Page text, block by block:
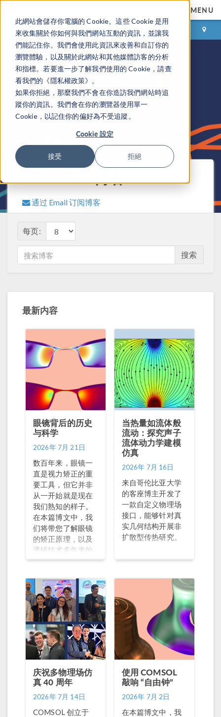
此網站會儲存你電腦的 Cookie。這些 Cookie 是用
來收集關於你如何與我們網站互動的資訊，並讓我
們能記住你。我們會使用此資訊來改善和自訂你的
瀏覽體驗，以及關於此網站和其他媒體訪客的分析
和指標。若要進一步了解我們使用的 Cookie，請查
看我們的《隱私權政策》。
如果你拒絕，那麼我們不會在你造訪我們網站時追
蹤你的資訊。我們會在你的瀏覽器使用單一
Cookie，以記住你的偏好為不受追蹤。
Cookie 設定
接受 拒絕
MENU
登录 咨询与购买
COMSOL 博客
通过 Email 订阅博客
每页:
搜索
最新内容
眼镜背后的历史
与科学
2026年 7月 21日
数百年来，眼镜一
直是视力矫正的重
要工具，但它并非
从一开始就是现在
我们熟知的样子。
在本篇博文中，我
们将带您了解眼镜
的矫正原理，以及
透镜技术多年来的
发展历程。
当热量如流体般
流动：探究声子
流体动力学建模
仿真
2026年 7月 16日
来自哥伦比亚大学
的客座博主开发了
一款自定义物理场
接口，能够针对真
实几何结构开展非
扩散型传热研究。
庆祝多物理场仿
真 40 周年
2026年 7月 14日
COMSOL 创立于
使用 COMSOL
敲响 “自由钟”
2026年 7月 2日
在本篇博文中，我